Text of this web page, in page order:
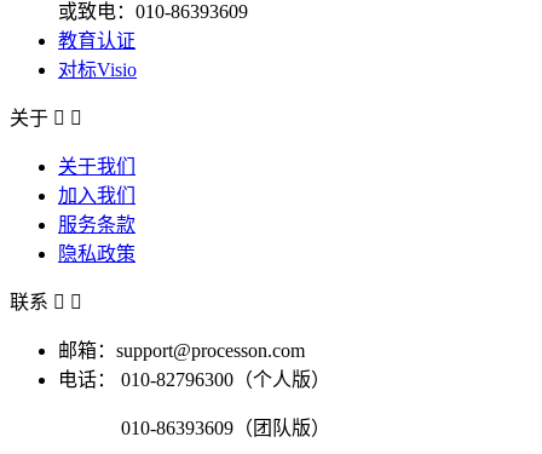
或致电：010-86393609
教育认证
对标Visio
关于  
关于我们
加入我们
服务条款
隐私政策
联系  
邮箱：support@processon.com
电话：
010-82796300（个人版）
010-86393609（团队版）